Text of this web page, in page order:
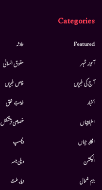
Categories
Featured
آئینہ شہر
آج کی خبریں
أخبار
اخبارجہاں
افکارِ جہاں
الیکشن
بزم شمال
حادثہ
حقوق انسانی
خاص خبریں
خدمتِ خلق
خصوصی پیشکش
دلچسپ
دہلی نامہ
دیارِ ملت